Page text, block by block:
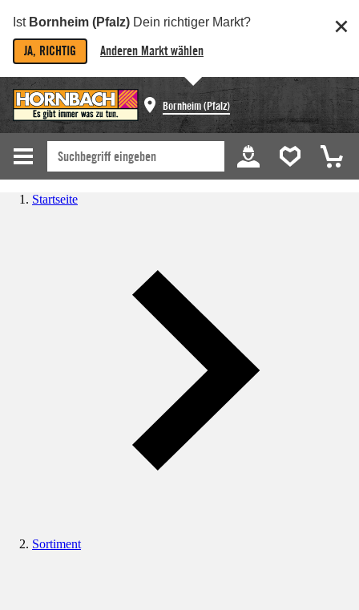
Ist Bornheim (Pfalz) Dein richtiger Markt?
JA, RICHTIG Anderen Markt wählen
Bornheim (Pfalz)
Startseite
Sortiment